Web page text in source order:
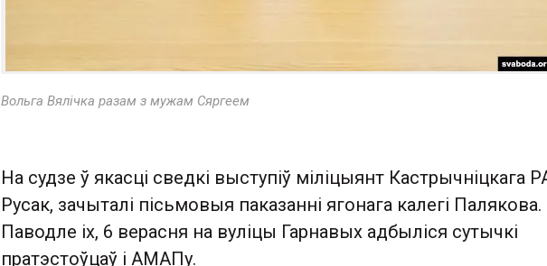
Вольга Вялічка разам з мужам Сяргеем
На судзе ў якасці сведкі выступіў міліцыянт Кастрычніцкага
Русак, зачыталі пісьмовыя паказанні ягонага калегі Палякова.
Паводле іх, 6 верасня на вуліцы Гарнавых адбыліся сутычкі
пратэстоўцаў і АМАПу.